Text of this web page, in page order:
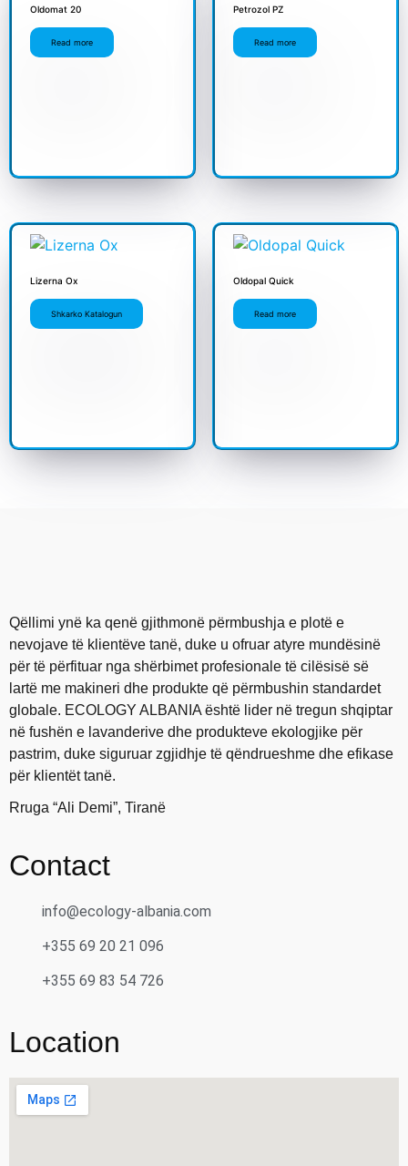
Oldomat 20
Read more
Petrozol PZ
Read more
Lizerna Ox
Shkarko Katalogun
Oldopal Quick
Read more
Qëllimi ynë ka qenë gjithmonë përmbushja e plotë e
nevojave të klientëve tanë, duke u ofruar atyre mundësinë
për të përfituar nga shërbimet profesionale të cilësisë së
lartë me makineri dhe produkte që përmbushin standardet
globale. ECOLOGY ALBANIA është lider në tregun shqiptar
në fushën e lavanderive dhe produkteve ekologjike për
pastrim, duke siguruar zgjidhje të qëndrueshme dhe efikase
për klientët tanë.
Rruga “Ali Demi”, Tiranë
Contact
info@ecology-albania.com
+355 69 20 21 096
+355 69 83 54 726
Location